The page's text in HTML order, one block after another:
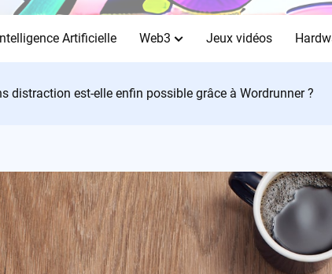
Artificielle Web3 Jeux vidéos
distraction est-elle enfin possible grâce à Wordrunner ?